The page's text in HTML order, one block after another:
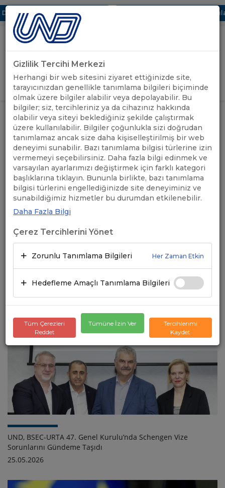
UBAK Bölümü Hakkında UND, Yunanistan Vize
Uluslararası Nakliyeciler Derneği
GİRİŞ YAP
ANASAYFA / HABERLER
Filtrele
UND, Kipi Sınır Kapısı’nı Uluslararası Gündeme Taşıyan
UND, BSEC-URTA 47. Genel Kurulu’nda Schengen Vize
Sorunlarını Gündeme Taşıdı
25.05.2026
Gizlilik Tercihi Merkezi
Herhangi bir web sitesini ziyaret ettiğinizde site,
tarayıcınızdan genellikle tanımlama bilgileri biçiminde
olmak üzere bilgiler alabilir veya depolayabilir. Bu
bilgiler; siz, tercihleriniz ya da cihazınız hakkında
olabilir veya siteyi beklediğiniz şekilde çalıştırmak
üzere kullanılabilir. Bilgiler çoğunlukla sizi doğrudan
tanımlamaz ancak size daha kişiselleştirilmiş bir web
deneyimi sunabilir. Bazı tanımlama bilgisi türlerine izin
vermemeyi seçebilirsiniz. Daha fazla bilgi edinmek ve
varsayılan ayarlarımızı değiştirmek için farklı kategori
başlıklarına tıklayın. Bununla birlikte, bazı tanımlama
bilgisi türlerini engellediğinizde site deneyiminiz ve
sunabildiğimiz hizmetler bu durumdan etkilenebilir.
Daha Fazla Bilgi
Çerez Tercihlerini Yönet
Zorunlu Tanımlama Bilgileri Her Zaman Etkin
Hedefleme Amaçlı Tanımlama Bilgileri
Tüm Çerezleri
Reddet
Tümüne İzin Ver
Tercihlerimi
Kaydet